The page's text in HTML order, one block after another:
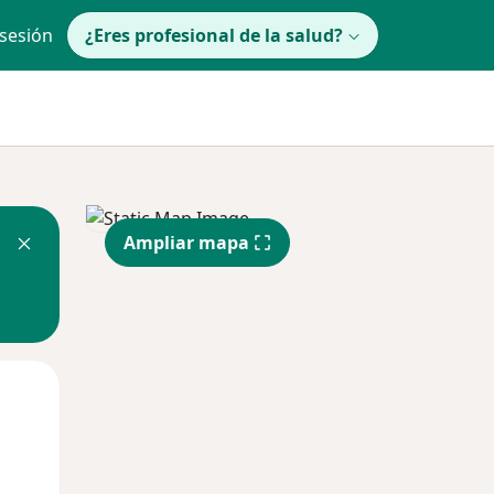
¿Eres profesional de la salud?
Ampliar mapa